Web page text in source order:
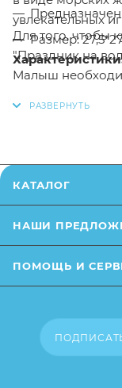
увлекательных
Предназначен
Размер:
Для того, чтобы
"Праздник на
Малыш
от описания и
изменения в
товара), при
КАТАЛОГ
НАШИ
ПОМОЩЬ И